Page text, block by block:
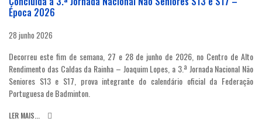
Época 2026
28 junho 2026
Decorreu este fim de semana, 27 e 28 de junho de 2026, no Centro de Alto
Rendimento das Caldas da Rainha – Joaquim Lopes, a 3.ª Jornada Nacional Não
Seniores S13 e S17, prova integrante do calendário oficial da Federação
Portuguesa de Badminton.
LER MAIS...